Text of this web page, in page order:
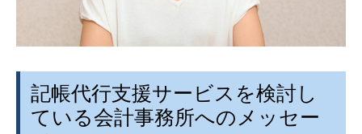
記帳代行支援サービスを検討し
ている会計事務所へのメッセー